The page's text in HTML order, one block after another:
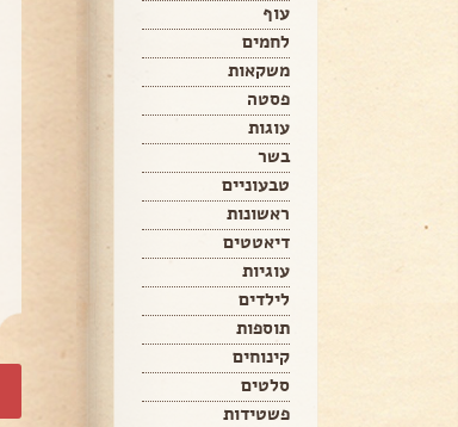
עוף
לחמים
משקאות
פסטה
עוגות
בשר
טבעוניים
ראשונות
דיאטטים
עוגיות
לילדים
תוספות
קינוחים
סלטים
פשטידות